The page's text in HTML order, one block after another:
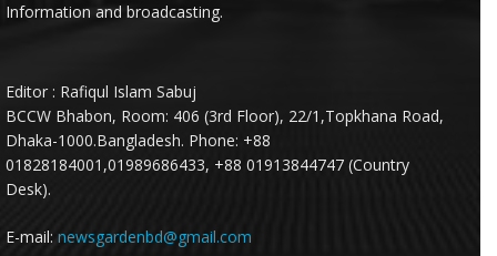
Information and broadcasting.
Editor : Rafiqul Islam Sabuj
BCCW Bhabon, Room: 406 (3rd Floor), 22/1,Topkhana Road,
Dhaka-1000.Bangladesh. Phone: +88
01828184001,01989686433, +88 01913844747 (Country
Desk).
E-mail: newsgardenbd@gmail.com